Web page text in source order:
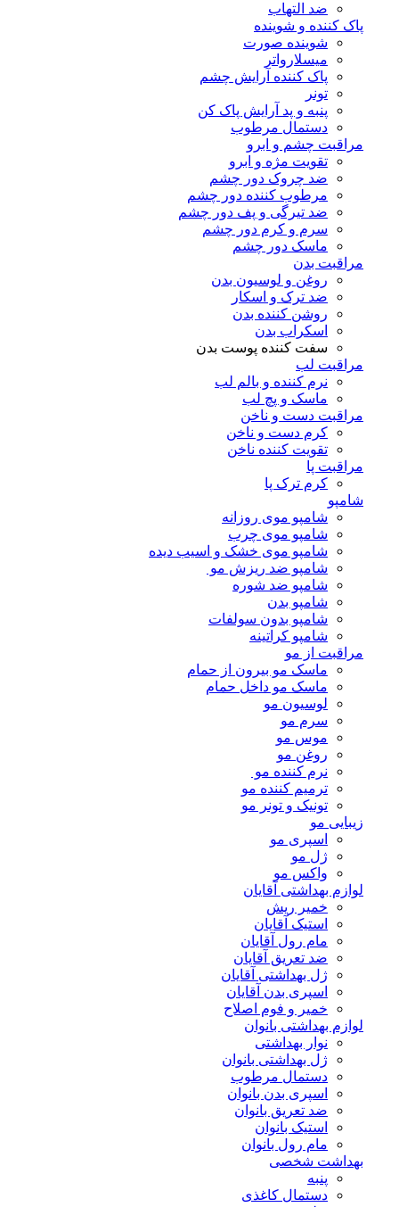
ضد التهاب
پاک کننده و شوینده
شوینده صورت
میسلارواتر
پاک کننده آرایش چشم
تونر
پنبه و پد آرایش پاک کن
دستمال مرطوب
مراقبت چشم و ابرو
تقویت مژه و ابرو
ضد چروک دور چشم
مرطوب کننده دور چشم
ضد تیرگی و پف دور چشم
سرم و کرم دور چشم
ماسک دور چشم
مراقبت بدن
روغن و لوسیون بدن
ضد ترک و اسکار
روشن کننده بدن
اسکراب بدن
سفت کننده پوست بدن
مراقبت لب
نرم کننده و بالم لب
ماسک و پچ لب
مراقبت دست و ناخن
کرم دست و ناخن
تقویت کننده ناخن
مراقبت پا
کرم ترک پا
شامپو
شامپو موی روزانه
شامپو موی چرب
شامپو موی خشک و اسیب دیده
شامپو ضد ریزش مو
شامپو ضد شوره
شامپو بدن
شامپو بدون سولفات
شامپو کراتینه
مراقبت از مو
ماسک مو بیرون از حمام
ماسک مو داخل حمام
لوسیون مو
سرم مو
موس مو
روغن مو
نرم کننده مو
ترمیم کننده مو
تونیک و تونر مو
زیبایی مو
اسپری مو
ژل مو
واکس مو
لوازم بهداشتی آقایان
خمیر ریش
استیک آقایان
مام رول آقایان
ضد تعریق آقایان
ژل بهداشتی آقایان
اسپری بدن آقایان
خمیر و فوم اصلاح
لوازم بهداشتی بانوان
نوار بهداشتی
ژل بهداشتی بانوان
دستمال مرطوب
اسپری بدن بانوان
ضد تعریق بانوان
استیک بانوان
مام رول بانوان
بهداشت شخصی
پنبه
دستمال کاغذی